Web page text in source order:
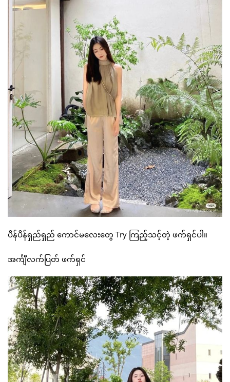
ပိန်ပိန်ရှည်ရှည် ကောင်မလေးတွေ Try ကြည့်သင့်တဲ့ ဖက်ရှင်ပါ။
အင်္ကျီလက်ပြတ် ဖက်ရှင်